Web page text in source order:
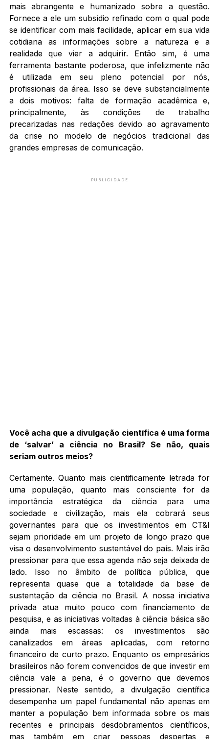
mais abrangente e humanizado sobre a questão.
Fornece a ele um subsídio refinado com o qual pode
se identificar com mais facilidade, aplicar em sua vida
cotidiana as informações sobre a natureza e a
realidade que vier a adquirir. Então sim, é uma
ferramenta bastante poderosa, que infelizmente não
é utilizada em seu pleno potencial por nós,
profissionais da área. Isso se deve substancialmente
a dois motivos: falta de formação acadêmica e,
principalmente, às condições de trabalho
precarizadas nas redações devido ao agravamento
da crise no modelo de negócios tradicional das
grandes empresas de comunicação.
PUBLICIDADE
Você acha que a divulgação científica é uma forma
de ‘salvar’ a ciência no Brasil? Se não, quais
seriam outros meios?
Certamente. Quanto mais cientificamente letrada for
uma população, quanto mais consciente for da
importância estratégica da ciência para uma
sociedade e civilização, mais ela cobrará seus
governantes para que os investimentos em CT&I
sejam prioridade em um projeto de longo prazo que
visa o desenvolvimento sustentável do país. Mais irão
pressionar para que essa agenda não seja deixada de
lado. Isso no âmbito de política pública, que
representa quase que a totalidade da base de
sustentação da ciência no Brasil. A nossa iniciativa
privada atua muito pouco com financiamento de
pesquisa, e as iniciativas voltadas à ciência básica são
ainda mais escassas: os investimentos são
canalizados em áreas aplicadas, com retorno
financeiro de curto prazo. Enquanto os empresários
brasileiros não forem convencidos de que investir em
ciência vale a pena, é o governo que devemos
pressionar. Neste sentido, a divulgação científica
desempenha um papel fundamental não apenas em
manter a população bem informada sobre os mais
recentes e principais desdobramentos científicos,
mas também em criar pessoas despertas e